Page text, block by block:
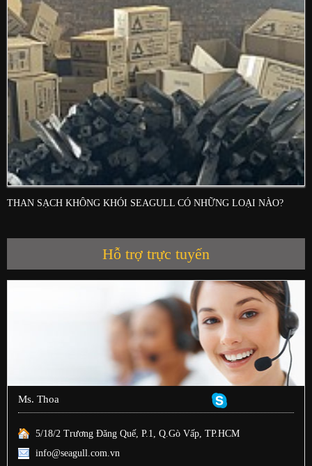
THAN SẠCH KHÔNG KHÓI SEAGULL CÓ NHỮNG LOẠI NÀO?
Hỗ trợ trực tuyến
Ms. Thoa
5/18/2 Trương Đăng Quế, P.1, Q.Gò Vấp, TP.HCM
info@seagull.com.vn